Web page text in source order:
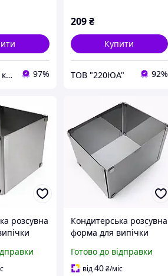
ТЕХНО-СВІТ компьютерна техніка, мобільні аксесуари, електронна техніка та багато іншого. 97%
209 ₴
Купити
ТОВ "220ЮА" 92%
розсувна
сталь |
|
Кондитерська розсувна
форма для випічки
нержавіюча сталь |
висота 14 см |
Готово до відправки
від40 ₴/міс